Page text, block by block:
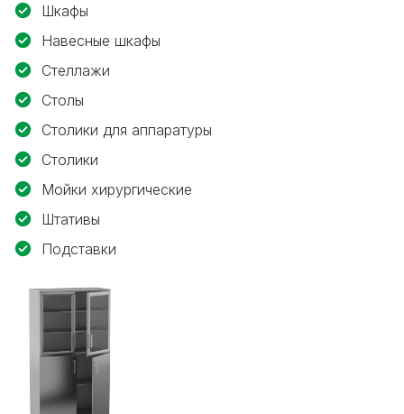
Шкафы
Навесные шкафы
Стеллажи
Столы
Столики для аппаратуры
Столики
Мойки хирургические
Штативы
Подставки